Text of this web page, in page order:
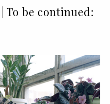
To be continued: